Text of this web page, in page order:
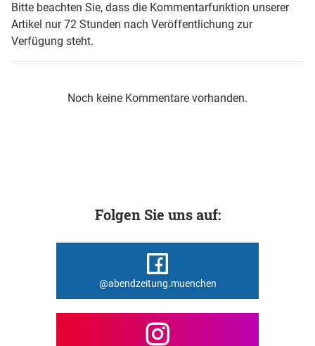
Bitte beachten Sie, dass die Kommentarfunktion unserer
Artikel nur 72 Stunden nach Veröffentlichung zur
Verfügung steht.
Noch keine Kommentare vorhanden.
Folgen Sie uns auf:
@abendzeitung.muenchen